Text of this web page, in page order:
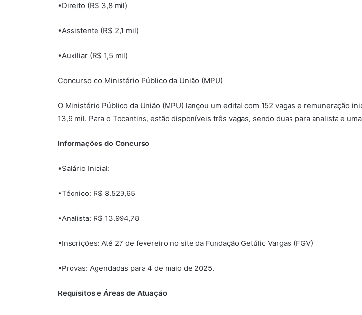
•Direito (R$ 3,8 mil)
•Assistente (R$ 2,1 mil)
•Auxiliar (R$ 1,5 mil)
Concurso do Ministério Público da União (MPU)
O Ministério Público da União (MPU) lançou um edital com 152 vagas e remuneração
13,9 mil. Para o Tocantins, estão disponíveis três vagas, sendo duas para analista e
Informações do Concurso
•Salário Inicial:
•Técnico: R$ 8.529,65
•Analista: R$ 13.994,78
•Inscrições: Até 27 de fevereiro no site da Fundação Getúlio Vargas (FGV).
•Provas: Agendadas para 4 de maio de 2025.
Requisitos e Áreas de Atuação